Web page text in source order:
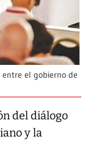
el gobierno de
del diálogo
y la